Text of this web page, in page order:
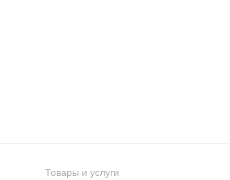
Товары и услуги